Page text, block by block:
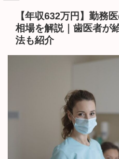
【年収632万円】勤務
相場を解説｜歯医者が
法も紹介